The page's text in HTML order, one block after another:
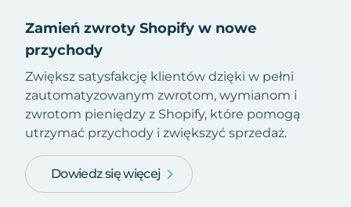
Zamień zwroty Shopify w nowe
przychody
Zwiększ satysfakcję klientów dzięki w pełni
zautomatyzowanym zwrotom, wymianom i
zwrotom pieniędzy z Shopify, które pomogą
utrzymać przychody i zwiększyć sprzedaż.
Dowiedz się więcej